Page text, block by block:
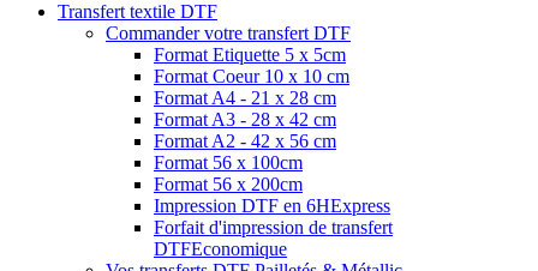
Transfert textile DTF
Commander votre transfert DTF
Format Etiquette 5 x 5cm
Format Coeur 10 x 10 cm
Format A4 - 21 x 28 cm
Format A3 - 28 x 42 cm
Format A2 - 42 x 56 cm
Format 56 x 100cm
Format 56 x 200cm
Impression DTF en 6HExpress
Forfait d'impression de transfert
DTFEconomique